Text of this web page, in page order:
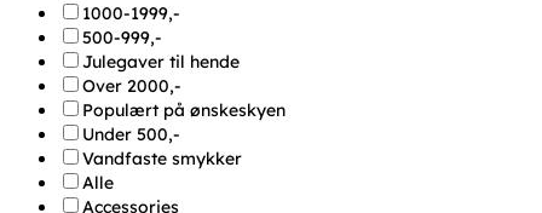
1000-1999,-
500-999,-
Julegaver til hende
Over 2000,-
Populært på ønskeskyen
Under 500,-
Vandfaste smykker
Alle
Accessories